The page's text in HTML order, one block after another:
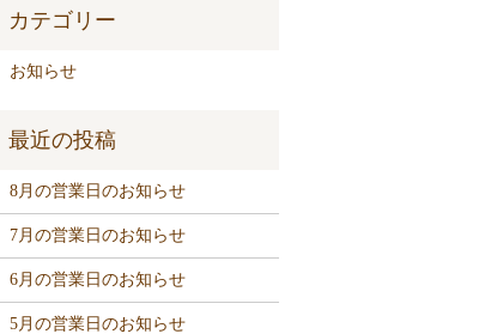
お知らせ
8月の営業日のお知らせ
7月の営業日のお知らせ
6月の営業日のお知らせ
5月の営業日のお知らせ